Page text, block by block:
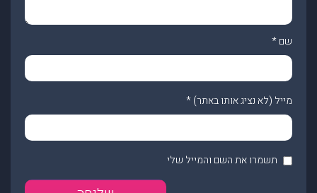
שם*
מייל (לא נציג אותו באתר)*
תשמרו את השם והמייל שלי